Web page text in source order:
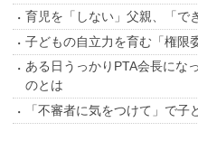
育児を「しない」父親、「で
子どもの自立力を育む「権限
ある日うっかりPTA会長にな
のとは
「不審者に気をつけて」で